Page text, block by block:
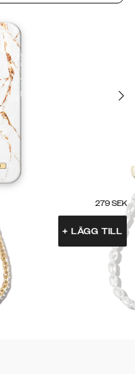
279 SEK
+ LÄGG TILL